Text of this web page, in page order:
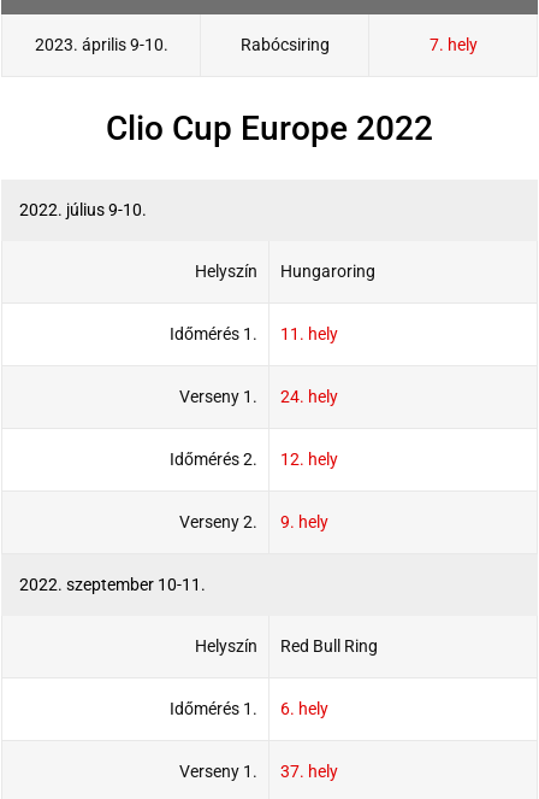
2023. április 9-10. Rabócsiring 7. hely
Clio Cup Europe 2022
2022. július 9-10.
Helyszín Hungaroring
Időmérés 1. 11. hely
Verseny 1. 24. hely
Időmérés 2. 12. hely
Verseny 2. 9. hely
2022. szeptember 10-11.
Helyszín Red Bull Ring
Időmérés 1. 6. hely
Verseny 1. 37. hely